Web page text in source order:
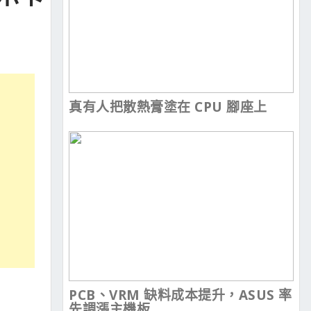
真有人把散熱膏塗在 CPU 腳座上
PCB、VRM 缺料成本提升，ASUS 率